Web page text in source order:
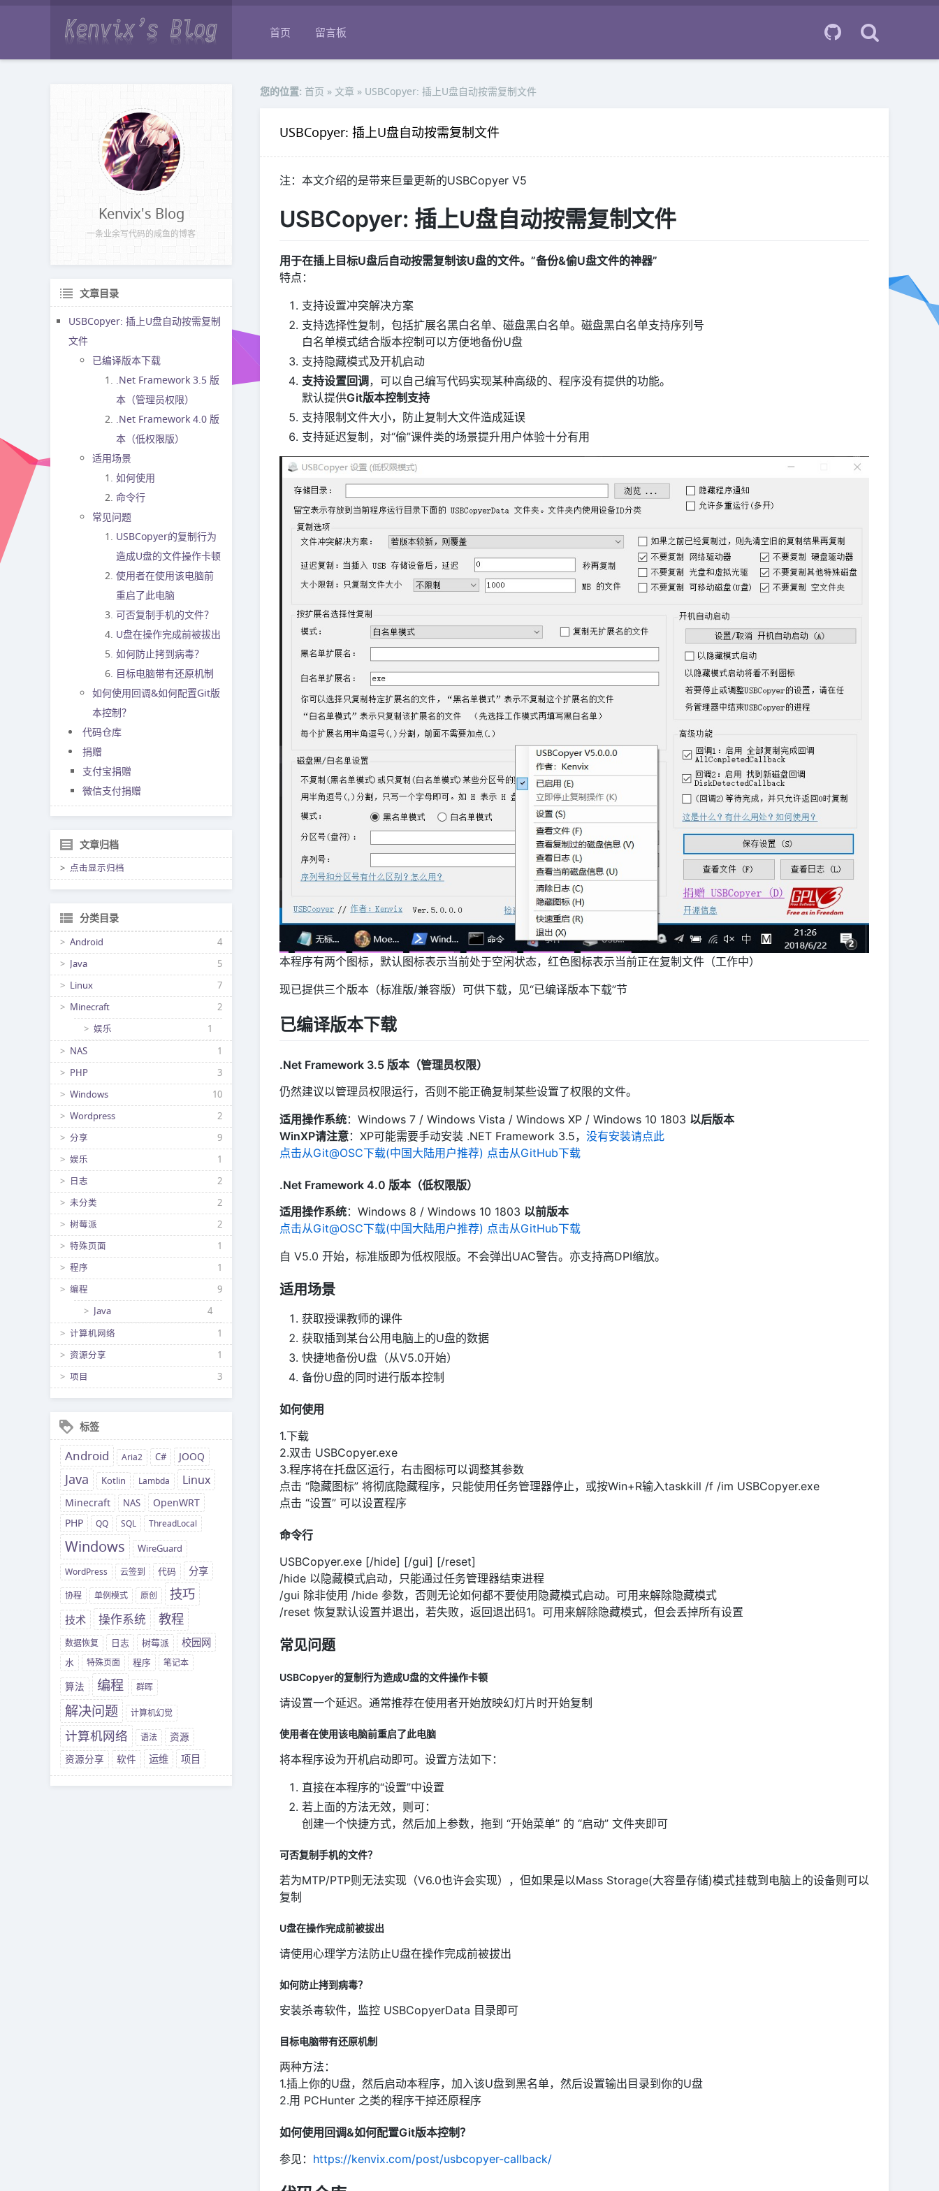
首页 留言板
Kenvix's Blog
一条业余写代码的咸鱼的博客
文章目录
USBCopyer: 插上U盘自动按需复制
文件
已编译版本下载
.Net Framework 3.5 版
本（管理员权限）
.Net Framework 4.0 版
本（低权限版）
适用场景
如何使用
命令行
常见问题
USBCopyer的复制行为
造成U盘的文件操作卡顿
使用者在使用该电脑前
重启了此电脑
可否复制手机的文件？
U盘在操作完成前被拔出
如何防止拷到病毒？
目标电脑带有还原机制
如何使用回调&如何配置Git版
本控制？
代码仓库
捐赠
支付宝捐赠
微信支付捐赠
文章归档
点击显示归档
分类目录
Android
4
Java
5
Linux
7
Minecraft
2
娱乐
1
NAS
1
PHP
3
Windows
10
Wordpress
2
分享
9
娱乐
1
日志
2
未分类
2
树莓派
2
特殊页面
1
程序
1
编程
9
Java
4
计算机网络
1
资源分享
1
项目
3
标签
Android Aria2 C# JOOQ
Java Kotlin Lambda Linux
Minecraft NAS OpenWRT
PHP QQ SQL ThreadLocal
Windows
WireGuard
WordPress
云签到 代码 分享
协程 单例模式 原创 技巧
技术 操作系统 教程
数据恢复 日志 树莓派 校园网
水 特殊页面 程序 笔记本
算法 编程 群晖
解决问题 计算机幻觉
计算机网络 语法
资源
资源分享
软件 运维 项目
您的位置: 首页 » 文章 » USBCopyer: 插上U盘自动按需复制文件
USBCopyer: 插上U盘自动按需复制文件
注：本文介绍的是带来巨量更新的USBCopyer V5
USBCopyer: 插上U盘自动按需复制文件
用于在插上目标U盘后自动按需复制该U盘的文件。”备份&偷U盘文件的神器”
特点：
支持设置冲突解决方案
支持选择性复制，包括扩展名黑白名单、磁盘黑白名单。磁盘黑白名单支持序列号
白名单模式结合版本控制可以方便地备份U盘
支持隐藏模式及开机启动
支持设置回调，可以自己编写代码实现某种高级的、程序没有提供的功能。
默认提供Git版本控制支持
支持限制文件大小，防止复制大文件造成延误
支持延迟复制，对“偷”课件类的场景提升用户体验十分有用
本程序有两个图标，默认图标表示当前处于空闲状态，红色图标表示当前正在复制文件（工作中）
现已提供三个版本（标准版/兼容版）可供下载，见“已编译版本下载”节
已编译版本下载
.Net Framework 3.5 版本（管理员权限）
仍然建议以管理员权限运行，否则不能正确复制某些设置了权限的文件。
适用操作系统：Windows 7 / Windows Vista / Windows XP / Windows 10 1803 以后版本
WinXP请注意：XP可能需要手动安装 .NET Framework 3.5， 没有安装请点此
点击从Git@OSC下载(中国大陆用户推荐) 点击从GitHub下载
.Net Framework 4.0 版本（低权限版）
适用操作系统：Windows 8 / Windows 10 1803 以前版本
点击从Git@OSC下载(中国大陆用户推荐) 点击从GitHub下载
自 V5.0 开始，标准版即为低权限版。不会弹出UAC警告。亦支持高DPI缩放。
适用场景
获取授课教师的课件
获取插到某台公用电脑上的U盘的数据
快捷地备份U盘（从V5.0开始）
备份U盘的同时进行版本控制
如何使用
1.下载
2.双击 USBCopyer.exe
3.程序将在托盘区运行，右击图标可以调整其参数
点击 “隐藏图标” 将彻底隐藏程序，只能使用任务管理器停止，或按Win+R输入taskkill /f /im USBCopyer.exe
点击 “设置” 可以设置程序
命令行
USBCopyer.exe [/hide] [/gui] [/reset]
/hide 以隐藏模式启动，只能通过任务管理器结束进程
/gui 除非使用 /hide 参数，否则无论如何都不要使用隐藏模式启动。可用来解除隐藏模式
/reset 恢复默认设置并退出，若失败，返回退出码1。可用来解除隐藏模式，但会丢掉所有设置
常见问题
USBCopyer的复制行为造成U盘的文件操作卡顿
请设置一个延迟。通常推荐在使用者开始放映幻灯片时开始复制
使用者在使用该电脑前重启了此电脑
将本程序设为开机启动即可。设置方法如下：
直接在本程序的“设置”中设置
若上面的方法无效，则可：
创建一个快捷方式，然后加上参数，拖到 “开始菜单” 的 “启动” 文件夹即可
可否复制手机的文件？
若为MTP/PTP则无法实现（V6.0也许会实现），但如果是以Mass Storage(大容量存储)模式挂载到电脑上的设备则可以
复制
U盘在操作完成前被拔出
请使用心理学方法防止U盘在操作完成前被拔出
如何防止拷到病毒？
安装杀毒软件，监控 USBCopyerData 目录即可
目标电脑带有还原机制
两种方法：
1.插上你的U盘，然后启动本程序，加入该U盘到黑名单，然后设置输出目录到你的U盘
2.用 PCHunter 之类的程序干掉还原程序
如何使用回调&如何配置Git版本控制？
参见： https://kenvix.com/post/usbcopyer-callback/